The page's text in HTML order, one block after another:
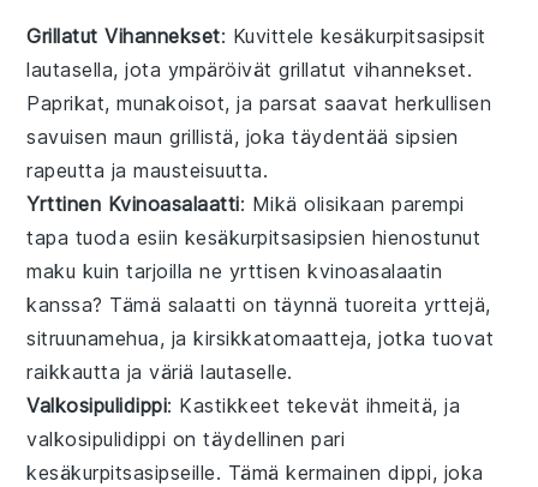
Grillatut Vihannekset: Kuvittele kesäkurpitsasipsit
lautasella, jota ympäröivätgrillatut vihannekset.
Paprikat,munakoisot, ja parsat saavat herkullisen
savuisen maun grillistä, joka täydentää sipsien
rapeutta ja mausteisuutta.
Yrttinen Kvinoasalaatti: Mikä olisikaan parempi
tapa tuoda esiin kesäkurpitsasipsien hienostunut
maku kuin tarjoilla ne yrttisen kvinoasalaatin
kanssa? Tämä salaatti on täynnä tuoreita yrttejä,
sitruunamehua, jakirsikkatomaatteja, jotka tuovat
raikkautta ja väriä lautaselle.
Valkosipulidippi: Kastikkeet tekevät ihmeitä, ja
valkosipulidippi on täydellinen pari
kesäkurpitsasipseille. Tämä kermainen dippi, joka